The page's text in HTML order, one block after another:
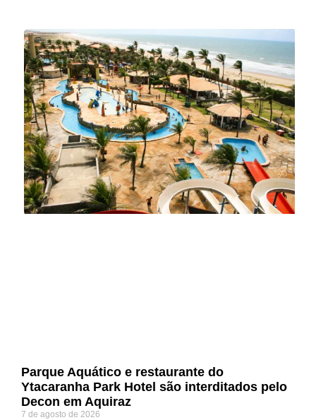
Parque Aquático e restaurante do
Ytacaranha Park Hotel são interditados pelo
Decon em Aquiraz
7 de agosto de 2026